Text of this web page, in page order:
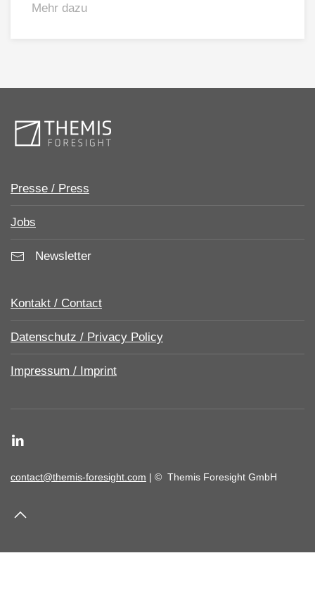
Mehr dazu
Presse / Press
Jobs
Newsletter
Kontakt / Contact
Datenschutz / Privacy Policy
Impressum / Imprint
contact@themis-foresight.com | © Themis Foresight GmbH